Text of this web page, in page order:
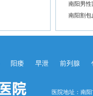
南阳男性
南阳割包
阳痿 早泄 前列腺
医院地址：南